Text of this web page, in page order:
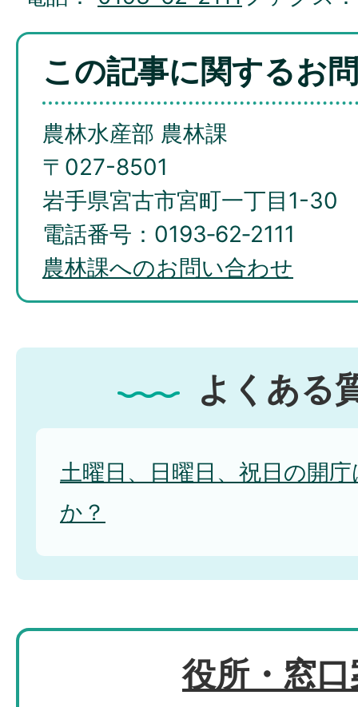
この記事に関するお
農林水産部 農林課
〒027-8501
岩手県宮古市宮町一丁目1-30
電話番号：0193‐62‐2111
農林課へのお問い合わせ
よくある
土曜日、日曜日、祝日の開
か？
役所・窓